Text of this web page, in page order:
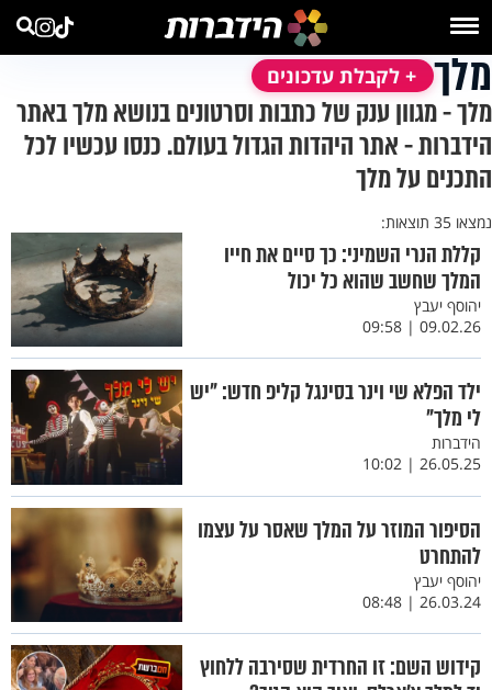
מלך + לקבלת עדכונים
מלך - מגוון ענק של כתבות וסרטונים בנושא מלך באתר
הידברות - אתר היהדות הגדול בעולם. כנסו עכשיו לכל
התכנים על מלך
נמצאו 35 תוצאות:
קללת הנרי השמיני: כך סיים את חייו
המלך שחשב שהוא כל יכול
יהוסף יעבץ
09.02.26 | 09:58
ילד הפלא שי וינר בסינגל קליפ חדש: "יש
לי מלך"
הידברות
26.05.25 | 10:02
הסיפור המוזר על המלך שאסר על עצמו
להתחרט
יהוסף יעבץ
26.03.24 | 08:48
קידוש השם: זו החרדית שסירבה ללחוץ